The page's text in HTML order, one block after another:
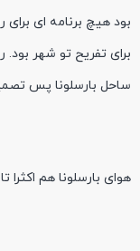
بود هیچ برنامه ای
برای تفریح تو شهر بود.
ساحل بارسلونا پس
هوای بارسلونا هم اکثرا